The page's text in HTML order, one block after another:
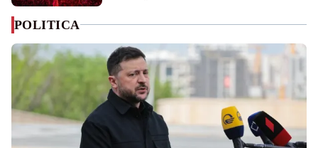
POLITICA